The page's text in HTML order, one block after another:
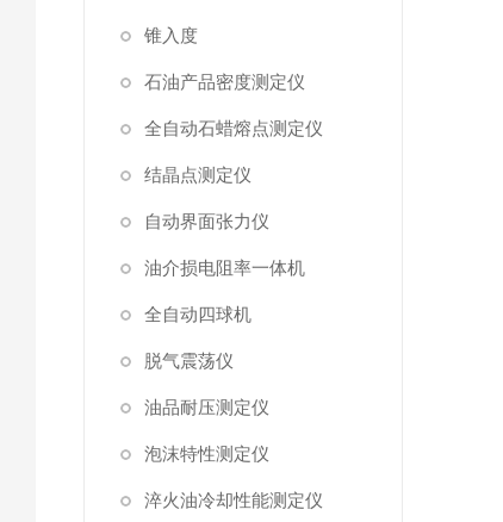
锥入度
石油产品密度测定仪
全自动石蜡熔点测定仪
结晶点测定仪
自动界面张力仪
油介损电阻率一体机
全自动四球机
脱气震荡仪
油品耐压测定仪
泡沫特性测定仪
淬火油冷却性能测定仪